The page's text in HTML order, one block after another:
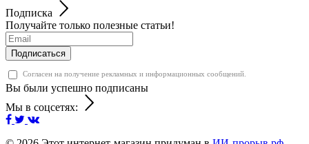
Подписка
Получайте только полезные статьи!
Подписаться
Согласен на получение рекламных и информационных сообщений.
Вы были успешно подписаны
Мы в соцсетях: